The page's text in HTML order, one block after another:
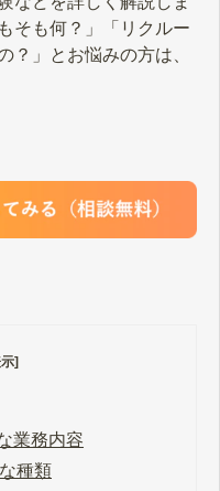
そも何？」「リクルー
？」とお悩みの方は、
]
業務内容
種類